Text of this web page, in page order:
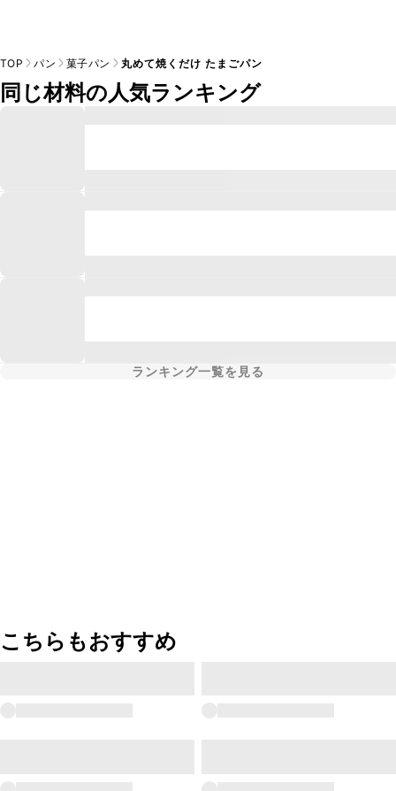
TOP パン 菓子パン 丸めて焼くだけ たまごパン
同じ材料の人気ランキング
ランキング一覧を見る
こちらもおすすめ